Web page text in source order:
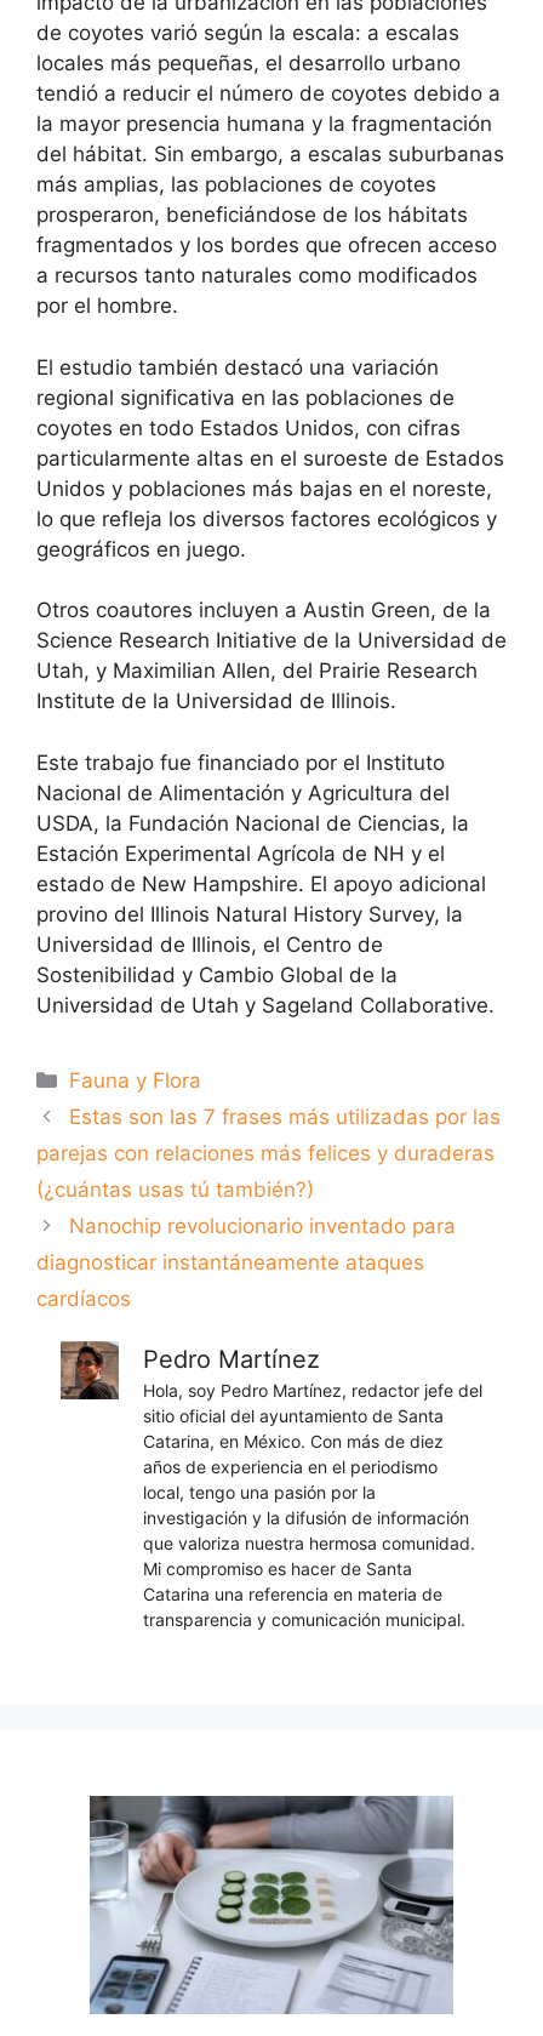
de coyotes varió según la escala: a escalas
locales más pequeñas, el desarrollo urbano
tendió a reducir el número de coyotes debido a
la mayor presencia humana y la fragmentación
del hábitat. Sin embargo, a escalas suburbanas
más amplias, las poblaciones de coyotes
prosperaron, beneficiándose de los hábitats
fragmentados y los bordes que ofrecen acceso
a recursos tanto naturales como modificados
por el hombre.
El estudio también destacó una variación
regional significativa en las poblaciones de
coyotes en todo Estados Unidos, con cifras
particularmente altas en el suroeste de Estados
Unidos y poblaciones más bajas en el noreste,
lo que refleja los diversos factores ecológicos y
geográficos en juego.
Otros coautores incluyen a Austin Green, de la
Science Research Initiative de la Universidad de
Utah, y Maximilian Allen, del Prairie Research
Institute de la Universidad de Illinois.
Este trabajo fue financiado por el Instituto
Nacional de Alimentación y Agricultura del
USDA, la Fundación Nacional de Ciencias, la
Estación Experimental Agrícola de NH y el
estado de New Hampshire. El apoyo adicional
provino del Illinois Natural History Survey, la
Universidad de Illinois, el Centro de
Sostenibilidad y Cambio Global de la
Universidad de Utah y Sageland Collaborative.
Categorías
Fauna y Flora
Estas son las 7 frases más utilizadas por las
parejas con relaciones más felices y duraderas
(¿cuántas usas tú también?)
Nanochip revolucionario inventado para
diagnosticar instantáneamente ataques
cardíacos
Pedro Martínez
Hola, soy Pedro Martínez, redactor jefe del
sitio oficial del ayuntamiento de Santa
Catarina, en México. Con más de diez
años de experiencia en el periodismo
local, tengo una pasión por la
investigación y la difusión de información
que valoriza nuestra hermosa comunidad.
Mi compromiso es hacer de Santa
Catarina una referencia en materia de
transparencia y comunicación municipal.